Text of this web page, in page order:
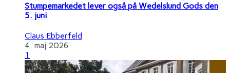
Stumpemarkedet lever også på Wedelslund Gods den
5. juni
Claus Ebberfeld
4. maj 2026
1